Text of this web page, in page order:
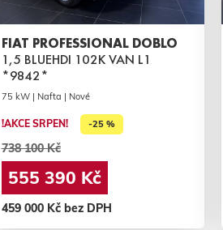
FIAT PROFESSIONAL DOBLO
1,5 BLUEHDI 102K VAN L1
*9842*
75 kW | Nafta | Nové
!AKCE SRPEN! -25 %
738 100 Kč
555 390 Kč
459 000 Kč bez DPH